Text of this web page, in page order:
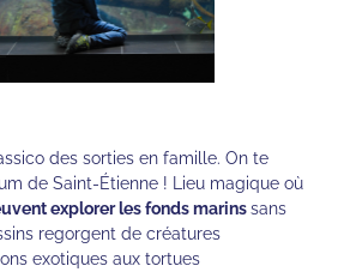
des sorties en famille. On te
de Saint-Étienne ! Lieu magique où
explorer les fonds marinssans
regorgent de créatures
exotiques aux tortues